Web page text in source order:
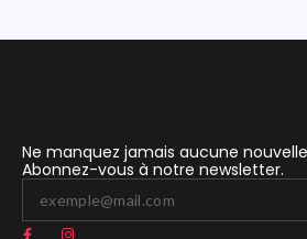
Ne manquez jamais aucune
Abonnez-vous à notre newsletter.